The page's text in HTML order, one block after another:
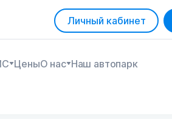
Личный кабинет
ЦеныО нас Наш автопарк